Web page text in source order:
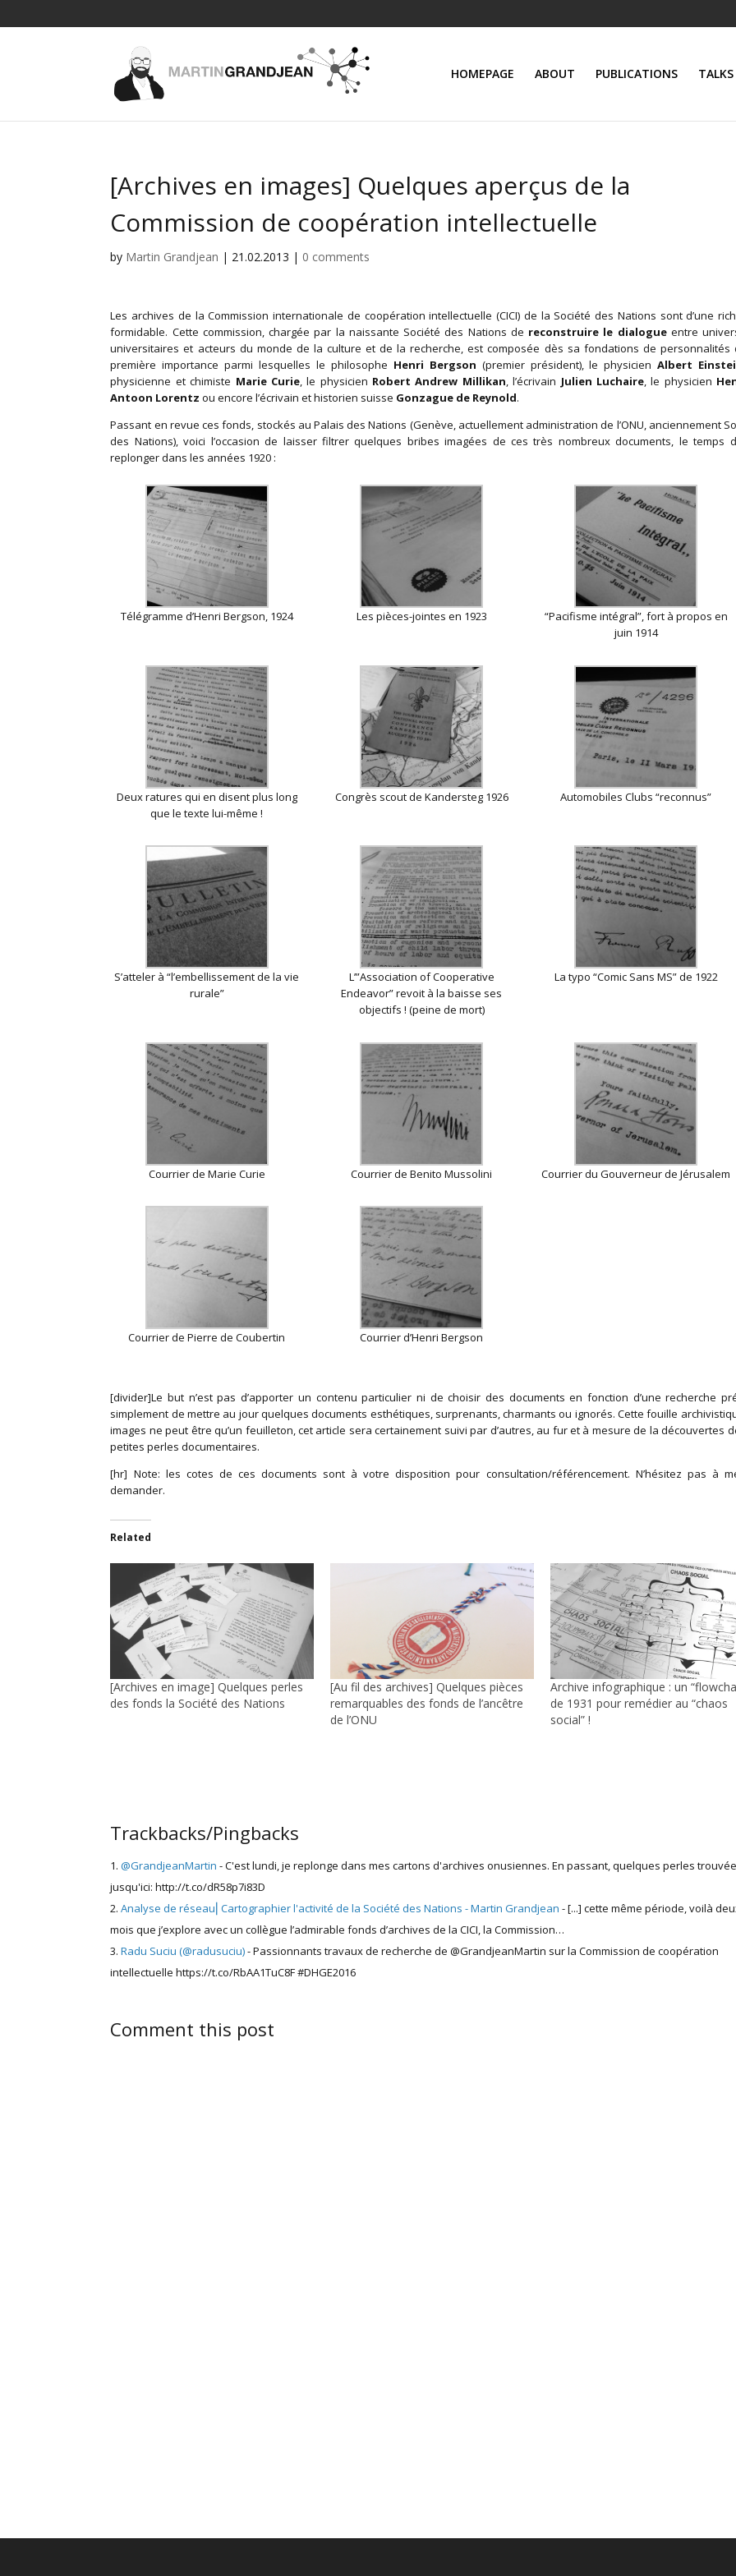
HOMEPAGE ABOUT PUBLICATIONS TALKS
[Archives en images] Quelques aperçus de la
Commission de coopération intellectuelle
by Martin Grandjean | 21.02.2013 | 0 comments
Les archives de la Commission internationale de coopération intellectuelle (CICI) de la Société des Nations sont d’une
formidable. Cette commission, chargée par la naissante Société des Nations de reconstruire le dialogueentre
universitaires et acteurs du monde de la culture et de la recherche, est composée dès sa fondations de personnalités
première importance parmi lesquelles le philosophe Henri Bergson (premier président), le physicienAlbert
physicienne et chimiste Marie Curie, le physicien Robert Andrew Millikan, l’écrivain Julien Luchaire, le physicien
Antoon Lorentz ou encore l’écrivain et historien suisse Gonzague de Reynold.
Passant en revue ces fonds, stockés au Palais des Nations (Genève, actuellement administration de l’ONU, anciennement
des Nations), voici l’occasion de laisser filtrer quelques bribes imagées de ces très nombreux documents, le temps
replonger dans les années 1920 :
Télégramme d’Henri Bergson, 1924 Les pièces-jointes en 1923
“Pacifisme intégral”, fort à propos en
juin 1914
Deux ratures qui en disent plus long
que le texte lui-même !
Congrès scout de Kandersteg 1926 Automobiles Clubs “reconnus”
S’atteler à “l’embellissement de la vie
rurale”
L’”Association of Cooperative
Endeavor” revoit à la baisse ses
objectifs ! (peine de mort)
La typo “Comic Sans MS” de 1922
Courrier de Marie Curie Courrier de Benito Mussolini Courrier du Gouverneur de Jérusalem
Courrier de Pierre de Coubertin Courrier d’Henri Bergson
[divider]Le but n’est pas d’apporter un contenu particulier ni de choisir des documents en fonction d’une recherche
simplement de mettre au jour quelques documents esthétiques, surprenants, charmants ou ignorés. Cette fouille
images ne peut être qu’un feuilleton, cet article sera certainement suivi par d’autres, au fur et à mesure de la découvertes
petites perles documentaires.
[hr] Note: les cotes de ces documents sont à votre disposition pour consultation/référencement. N’hésitez pas à
demander.
Related
[Archives en image] Quelques perles
des fonds la Société des Nations
[Au fil des archives] Quelques pièces
remarquables des fonds de l’ancêtre
de l’ONU
Archive infographique : un
de 1931 pour remédier au “chaos
social” !
Trackbacks/Pingbacks
@GrandjeanMartin - C'est lundi, je replonge dans mes cartons d'archives onusiennes. En passant, quelques perles
jusqu'ici: http://t.co/dR58p7i83D
Analyse de réseau⎜Cartographier l'activité de la Société des Nations - Martin Grandjean - [...] cette même période, voilà
mois que j’explore avec un collègue l’admirable fonds d’archives de la CICI, la Commission…
Radu Suciu (@radusuciu)- Passionnants travaux de recherche de @GrandjeanMartin sur la Commission de coopération
intellectuelle https://t.co/RbAA1TuC8F #DHGE2016
Comment this post